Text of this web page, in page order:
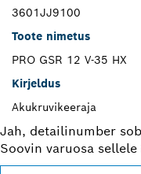
3601JJ9100
Toote nimetus
PRO GSR 12 V-35 HX
Kirjeldus
Akukruvikeeraja
Jah, detailinumber
Soovin varuosa